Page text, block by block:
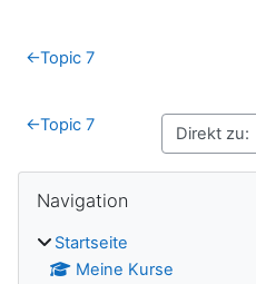
Abschnittsübersicht
←Topic 7
←Topic 7
Navigation
Startseite
Meine Kurse